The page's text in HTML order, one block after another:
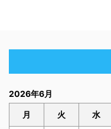
2026年6月
月 火 水